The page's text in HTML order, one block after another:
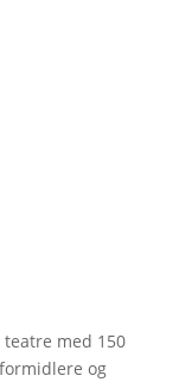
med 150
og